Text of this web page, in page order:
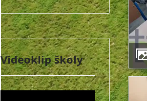
Videoklip školy